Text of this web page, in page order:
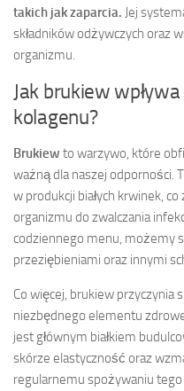
takich jak zaparcia. Jej
składników odżywczych oraz
organizmu.
Jak brukiew
kolagenu?
Brukiew to warzywo, które
ważną dla naszej odporności.
w produkcji białych krwinek,
organizmu do zwalczania
codziennego menu, możemy
przeziębieniami oraz innymi
Co więcej, brukiew przyczynia
niezbędnego elementu
jest głównym białkiem
skórze elastyczność oraz
regularnemu spożywaniu